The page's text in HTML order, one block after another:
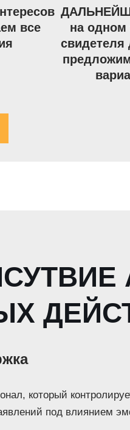
все
на одном
свидетеля
который
под влиянием